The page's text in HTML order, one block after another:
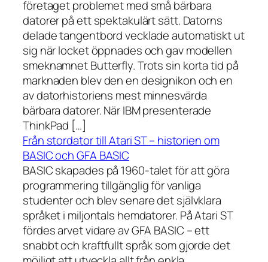
företaget problemet med små bärbara
datorer på ett spektakulärt sätt. Datorns
delade tangentbord vecklade automatiskt ut
sig när locket öppnades och gav modellen
smeknamnet Butterfly. Trots sin korta tid på
marknaden blev den en designikon och en
av datorhistoriens mest minnesvärda
bärbara datorer. När IBM presenterade
ThinkPad […]
Från stordator till Atari ST – historien om
BASIC och GFA BASIC
BASIC skapades på 1960-talet för att göra
programmering tillgänglig för vanliga
studenter och blev senare det självklara
språket i miljontals hemdatorer. På Atari ST
fördes arvet vidare av GFA BASIC – ett
snabbt och kraftfullt språk som gjorde det